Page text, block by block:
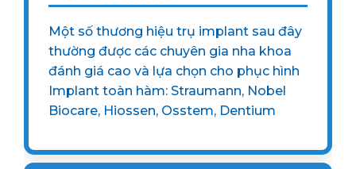
Một số thương hiệu trụ implant sau đây
thường được các chuyên gia nha khoa
đánh giá cao và lựa chọn cho phục hình
Implant toàn hàm: Straumann, Nobel
Biocare, Hiossen, Osstem, Dentium